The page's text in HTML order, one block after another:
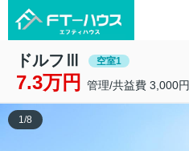
ドルフⅢ 空室1
7.3万円 管理/共益費 3,000円
1/8